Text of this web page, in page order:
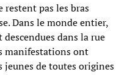
restent pas les bras
Dans le monde entier,
dans la rue
manifestations ont
de toutes origines